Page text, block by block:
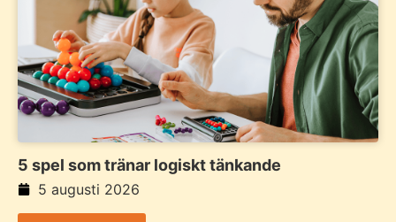
5 spel som tränar logiskt tänkande
5 augusti 2026